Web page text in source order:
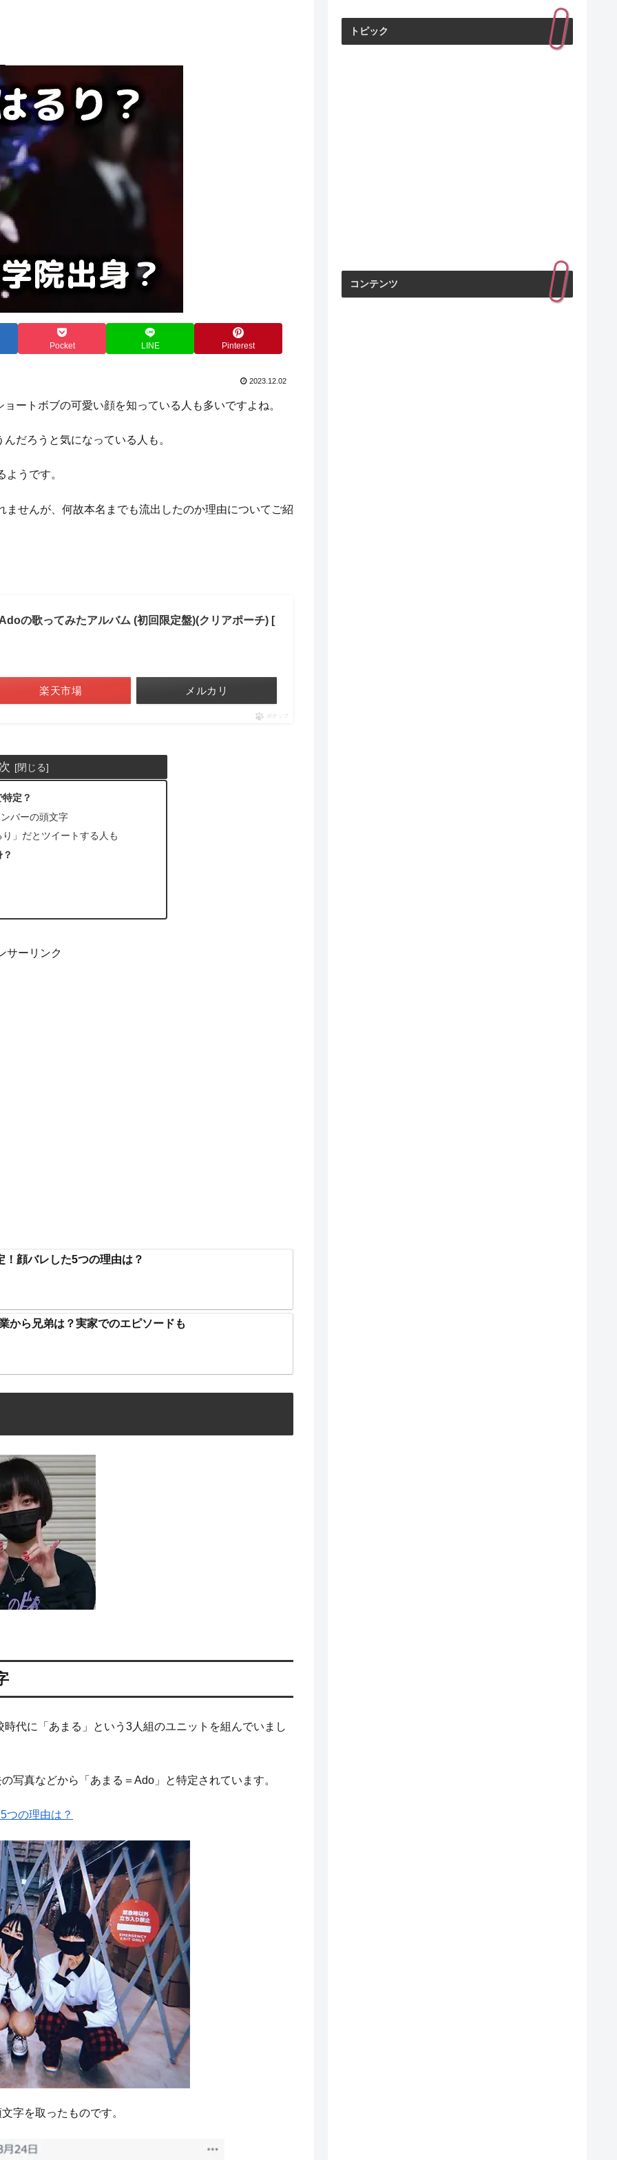
Pocket LINE Pinterest
2023.12.02
ートボブの可愛い顔を知っている人も多いですよね。
だろうと気になっている人も。
うです。
せんが、何故本名までも流出したのか理由についてご紹
の歌ってみたアルバム (初回限定盤)(クリアポーチ) [
楽天市場 メルカリ
ポチップ
定？
バーの頭文字
」だとツイートする人も
サーリンク
顔バレした5つの理由は？
から兄弟は？実家でのエピソードも
代に「あまる」という3人組のユニットを組んでいまし
写真などから「あまる＝Ado」と特定されています。
つの理由は？
字を取ったものです。
トピック
コンテンツ